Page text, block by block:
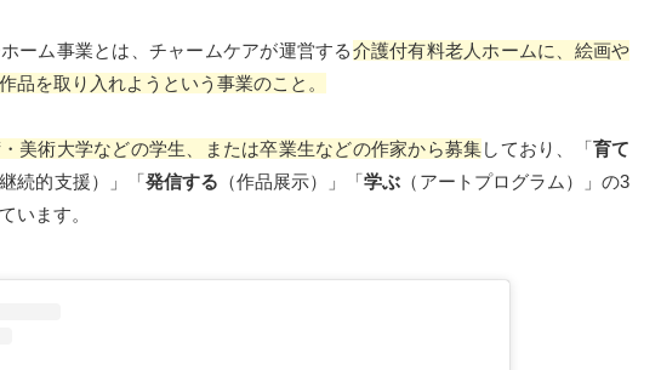
ーム事業とは、チャームケアが運営する介護付有料老人ホームに、絵画や
品を取り入れようという事業のこと。
美術大学などの学生、または卒業生などの作家から募集しており、「育て
続的支援）」「発信する （作品展示）」「学ぶ （アートプログラム）」の3
います。